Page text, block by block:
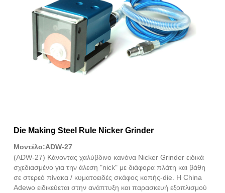
Die Making Steel Rule Nicker Grinder
Μοντέλο:ADW-27
(ADW-27) Κάνοντας χαλύβδινο κανόνα Nicker Grinder ειδικά
σχεδιασμένο για την άλεση "nick" με διάφορα πλάτη και βάθη
σε στερεό πίνακα / κυματοειδές σκάφος κοπής-die. Η China
Adewo ειδικεύεται στην ανάπτυξη και παρασκευή εξοπλισμού